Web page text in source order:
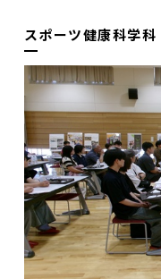
スポーツ健康科学科